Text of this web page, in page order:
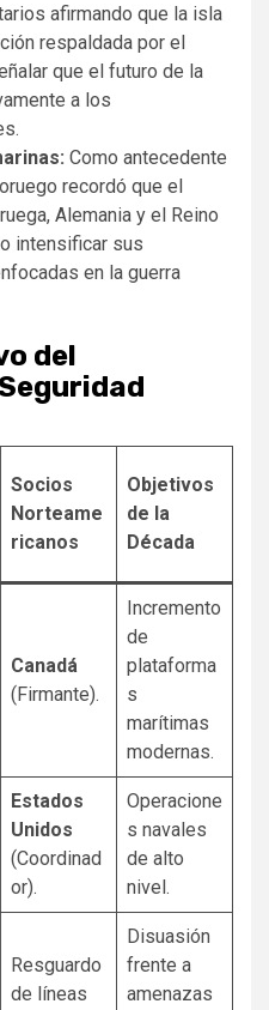
afirmando que la isla
respaldada por el
que el futuro de la
a los
Como antecedente
recordó que el
Alemania y el Reino
intensificar sus
en la guerra
del
Socios
Norteame
ricanos
Objetivos
de la
Década
Canadá
(Firmante).
Incremento
de
plataforma
s
marítimas
modernas.
Estados
Unidos
(Coordinad
or).
Operacione
s navales
de alto
nivel.
Resguardo
de líneas
Disuasión
frente a
amenazas